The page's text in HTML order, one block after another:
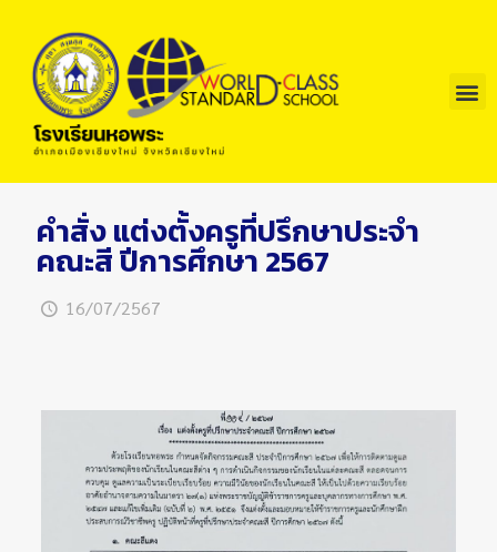
คำสั่ง แต่งตั้งครูที่ปรึกษาประจำ
คณะสี ปีการศึกษา 2567
16/07/2567